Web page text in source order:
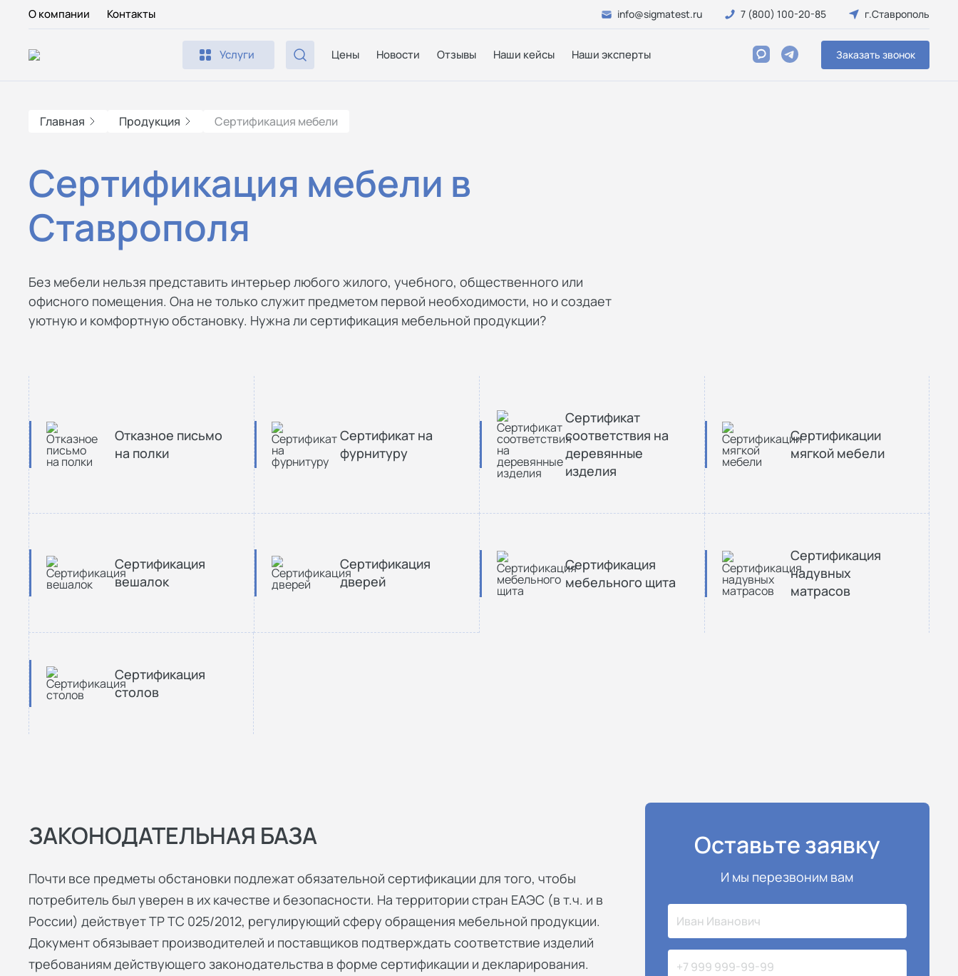
О компании Контакты info@sigmatest.ru 7 (800) 100-20-85 г.Ставрополь
Услуги Цены Новости Отзывы Наши кейсы Наши эксперты Заказать звонок
Главная Продукция Сертификация мебели
Сертификация мебели в
Ставрополя
Без мебели нельзя представить интерьер любого жилого, учебного, общественного или
офисного помещения. Она не только служит предметом первой необходимости, но и создает
уютную и комфортную обстановку. Нужна ли сертификация мебельной продукции?
Отказное письмо
на полки
Сертификат на
фурнитуру
Сертификат
соответствия на
деревянные
изделия
Сертификации
мягкой мебели
Сертификация
вешалок
Сертификация
дверей
Сертификация
мебельного щита
Сертификация
надувных
матрасов
Сертификация
столов
ЗАКОНОДАТЕЛЬНАЯ БАЗА
Почти все предметы обстановки подлежат обязательной сертификации для того, чтобы
потребитель был уверен в их качестве и безопасности. На территории стран ЕАЭС (в т.ч. и в
России) действует ТР ТС 025/2012, регулирующий сферу обращения мебельной продукции.
Документ обязывает производителей и поставщиков подтверждать соответствие изделий
требованиям действующего законодательства в форме сертификации и декларирования.
Оставьте заявку
И мы перезвоним вам